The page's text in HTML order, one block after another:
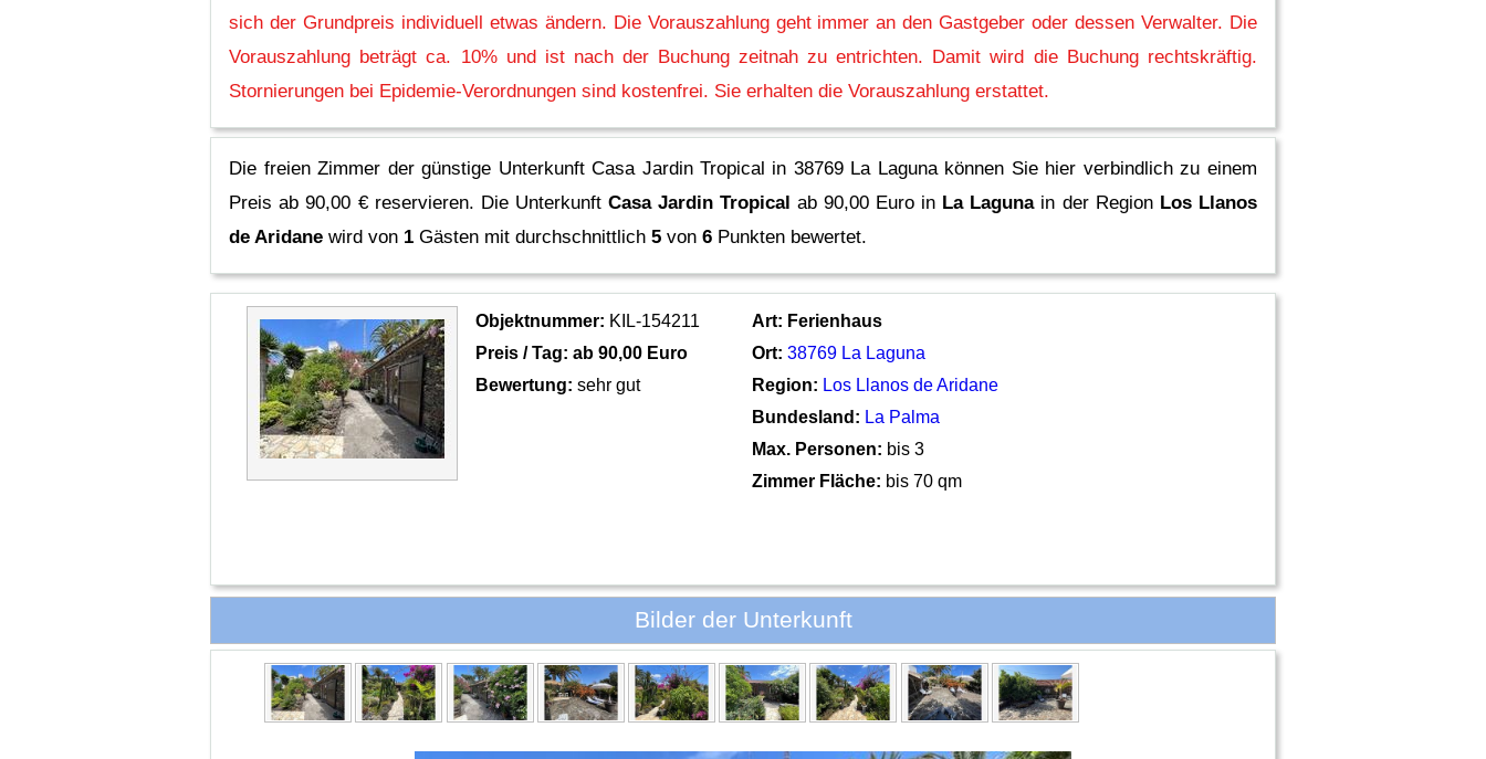
sich der Grundpreis individuell etwas ändern. Die Vorauszahlung geht immer an den Gastgeber oder dessen Verwalter. Die
Vorauszahlung beträgt ca. 10% und ist nach der Buchung zeitnah zu entrichten. Damit wird die Buchung rechtskräftig.
Stornierungen bei Epidemie-Verordnungen sind kostenfrei. Sie erhalten die Vorauszahlung erstattet.
Die freien Zimmer der günstige Unterkunft Casa Jardin Tropical in 38769 La Laguna können Sie hier verbindlich zu einem
Preis ab 90,00 € reservieren. Die Unterkunft Casa Jardin Tropical ab 90,00 Euro in La Lagunain der Region Los Llanos
de Aridane wird von 1 Gästen mit durchschnittlich5 von6 Punkten bewertet.
Objektnummer: KIL-154211
Preis / Tag: ab 90,00 Euro
Bewertung: sehr gut
Art: Ferienhaus
Ort: 38769 La Laguna
Region: Los Llanos de Aridane
Bundesland: La Palma
Max. Personen: bis 3
Zimmer Fläche: bis 70 qm
Bilder der Unterkunft